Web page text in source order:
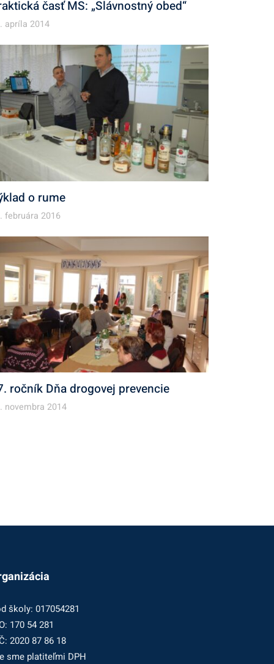
časť MS: „Slávnostný obed“
apríla 2014
o rume
februára 2016
ročník Dňa drogovej prevencie
novembra 2014
školy: 017054281
170 54 281
2020 87 86 18
sme platiteľmi DPH